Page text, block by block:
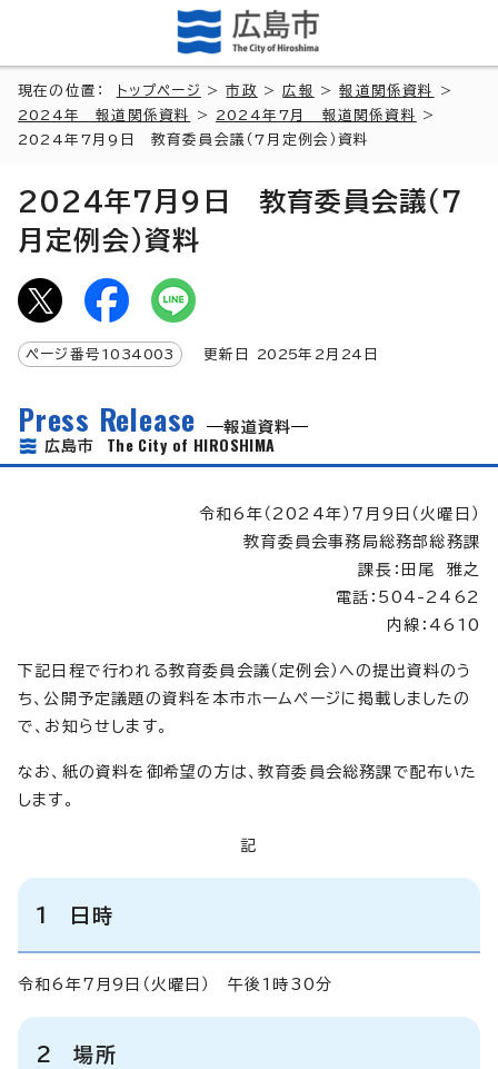
現在の位置： トップページ >市政 >広報 >報道関係資料
>
2024年 報道関係資料
> 2024年7月 報道関係資料
>
2024年7月9日 教育委員会議（7月定例会）資料
2024年7月9日 教育委員会議（7
月定例会）資料
ページ番号 1034003 更新日 2025年2月 24 日
Press Release
報道資料
広島市 The City of HIROSHIMA
令和6年（2024年）7月9日（火曜日）
教育委員会事務局総務部総務課
課長：田尾 雅之
電話：504-2462
内線：4610
下記日程で行われる教育委員会議（定例会）への提出資料のう
ち、公開予定議題の資料を本市ホームページに掲載しましたの
で、お知らせします。
なお、紙の資料を御希望の方は、教育委員会総務課で配布いた
します。
記
1 日時
令和6年7月9日（火曜日） 午後1時30分
2 場所